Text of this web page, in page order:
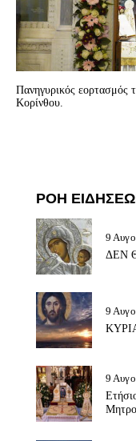
Πανηγυρικός εορτασμός
Κορίνθου.
ΡΟΗ
9
ΔΕΝ
9
9